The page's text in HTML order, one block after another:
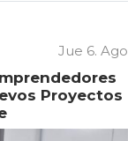
Jue 6. Ago
Proyectos